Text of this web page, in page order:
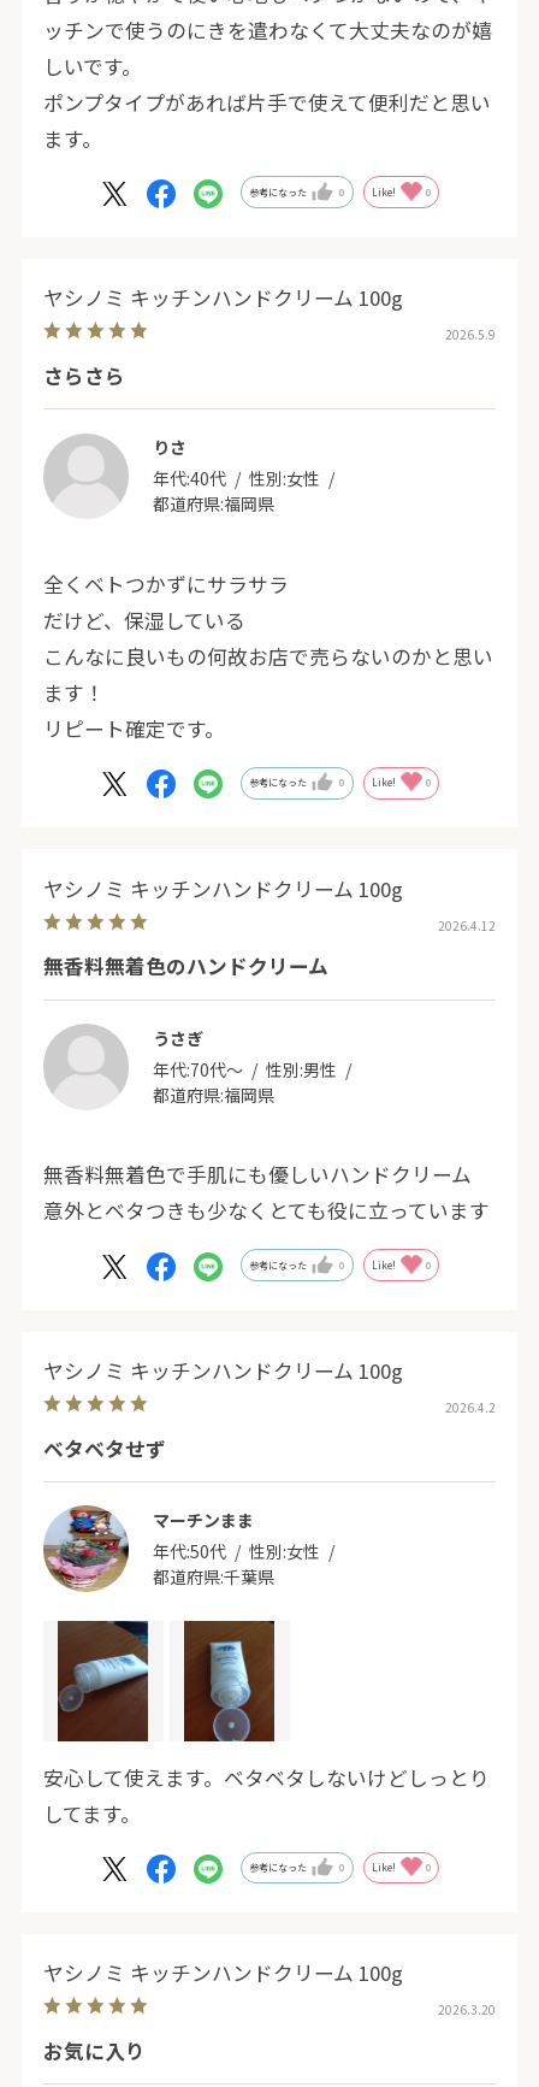
ッチンで使うのにきを遣わなくて大丈夫なのが嬉
しいです。
ポンプタイプがあれば片手で使えて便利だと思い
ます。
参考になった 0 Like! 0
ヤシノミ キッチンハンドクリーム 100g
2026.5.9
さらさら
りさ
年代:40代 性別:女性
都道府県:福岡県
全くベトつかずにサラサラ
だけど、保湿している
こんなに良いもの何故お店で売らないのかと思い
ます！
リピート確定です。
参考になった 0 Like! 0
ヤシノミ キッチンハンドクリーム 100g
2026.4.12
無香料無着色のハンドクリーム
うさぎ
年代:70代～ 性別:男性
都道府県:福岡県
無香料無着色で手肌にも優しいハンドクリーム
意外とベタつきも少なくとても役に立っています
参考になった 0 Like! 0
ヤシノミ キッチンハンドクリーム 100g
2026.4.2
ベタベタせず
マーチンまま
年代:50代 性別:女性
都道府県:千葉県
安心して使えます。ベタベタしないけどしっとり
してます。
参考になった 0 Like! 0
ヤシノミ キッチンハンドクリーム 100g
2026.3.20
お気に入り